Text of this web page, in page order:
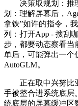
决策取规划：推理
划：理解屏幕后，
拿铁”如许的指令，
列：打开App - 搜刮
步，都要动态察看当
单后，可能弹出一个
AutoGLM。
正在取中兴努比亚
手被整合进系统底层
统底层的屏幕缓冲区